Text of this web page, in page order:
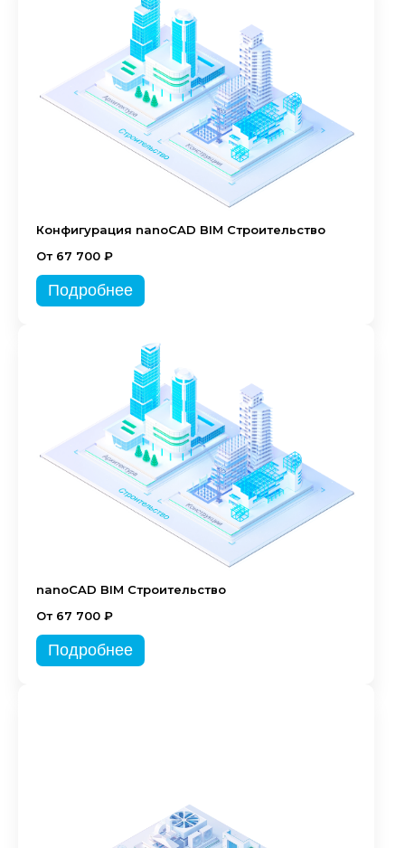
Конфигурация nanoCAD BIM Строительство
От 67 700 ₽
Подробнее
nanoCAD BIM Строительство
От 67 700 ₽
Подробнее